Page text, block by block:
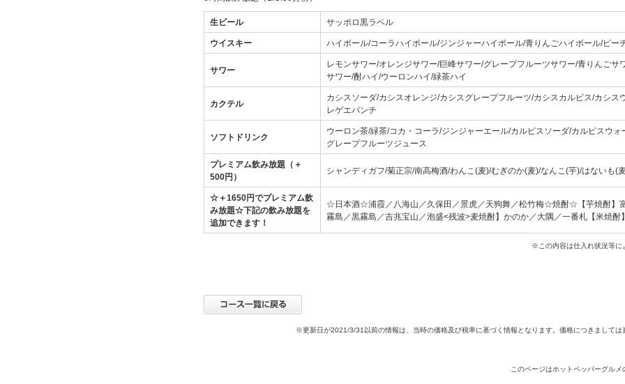
生ビール サッポロ黒ラベル
ウイスキー ハイボール/コーラハイボール/ジンジャーハイボール/青りんごハイボール/ピー
サワー
レモンサワー/オレンジサワー/巨峰サワー/グレープフルーツサワー/青りんごサ
サワー/酎ハイ/ウーロンハイ/緑茶ハイ
カクテル
カシスソーダ/カシスオレンジ/カシスグレープフルーツ/カシスカルピス/カシス
レゲエパンチ
ソフトドリンク
ウーロン茶/緑茶/コカ・コーラ/ジンジャーエール/カルピスソーダ/カルピスウォ
グレープフルーツジュース
プレミアム飲み放題（＋
500円）
シャンディガフ/菊正宗/南高梅酒/わんこ(麦)/むぎのか(麦)/なんこ(芋)/はないも(
☆＋1650円でプレミアム飲
み放題☆下記の飲み放題を
追加できます！
☆日本酒☆浦霞／八海山／久保田／景虎／天狗舞／松竹梅☆焼酎☆【芋焼酎】
霧島／黒霧島／吉兆宝山／泡盛<残波>麦焼酎】かのか／大隅／一番札【米焼酎
※この内容は仕入れ状況等に
※更新日が2021/3/31以前の情報は、当時の価格及び税率に基づく情報となります。価格につきましては
このページはホットペッパーグルメ